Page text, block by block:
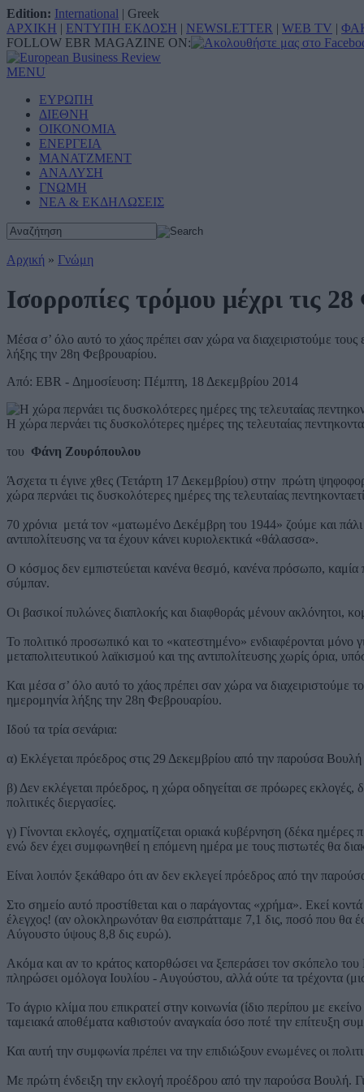
Edition: International | Greek
ΑΡΧΙΚΗ | ΕΝΤΥΠΗ ΕΚΔΟΣΗ | NEWSLETTER | WEB TV |
FOLLOW EBR MAGAZINE ON:
MENU
ΕΥΡΩΠΗ
ΔΙΕΘΝΗ
ΟΙΚΟΝΟΜΙΑ
ΕΝΕΡΓΕΙΑ
ΜΑΝΑΤΖΜΕΝΤ
ΑΝΑΛΥΣΗ
ΓΝΩΜΗ
ΝΕΑ & ΕΚΔΗΛΩΣΕΙΣ
Αρχική » Γνώμη
Ισορροπίες τρόμου μέχρι τις
Μέσα σ’ όλο αυτό το χάος πρέπει σαν χώρα να διαχειριστούμε
λήξης την 28η Φεβρουαρίου.
Από: EBR - Δημοσίευση: Πέμπτη, 18 Δεκεμβρίου 2014
Η χώρα περνάει τις δυσκολότερες ημέρες της τελευταίας
του Φάνη Ζουρόπουλου
Άσχετα τι έγινε χθες (Τετάρτη 17 Δεκεμβρίου) στην πρώτη
χώρα περνάει τις δυσκολότερες ημέρες της τελευταίας
70 χρόνια μετά τον «ματωμένο Δεκέμβρη του 1944» ζούμε και
αντιπολίτευσης να τα έχουν κάνει κυριολεκτικά «θάλασσα».
Ο κόσμος δεν εμπιστεύεται κανένα θεσμό, κανένα πρόσωπο, καμία
σύμπαν.
Οι βασικοί πυλώνες διαπλοκής και διαφθοράς μένουν ακλόνητοι,
Το πολιτικό προσωπικό και το «κατεστημένο» ενδιαφέρονται μόνο
μεταπολιτευτικού λαϊκισμού και της αντιπολίτευσης χωρίς όρια,
Και μέσα σ’ όλο αυτό το χάος πρέπει σαν χώρα να διαχειριστούμε
ημερομηνία λήξης την 28η Φεβρουαρίου.
Ιδού τα τρία σενάρια:
α) Εκλέγεται πρόεδρος στις 29 Δεκεμβρίου από την παρούσα
β) Δεν εκλέγεται πρόεδρος, η χώρα οδηγείται σε πρόωρες εκλογές,
πολιτικές διεργασίες.
γ) Γίνονται εκλογές, σχηματίζεται οριακά κυβέρνηση (δέκα
ενώ δεν έχει συμφωνηθεί η επόμενη ημέρα με τους πιστωτές θα
Είναι λοιπόν ξεκάθαρο ότι αν δεν εκλεγεί πρόεδρος από την
Στο σημείο αυτό προστίθεται και ο παράγοντας «χρήμα». Εκεί
έλεγχος! (αν ολοκληρωνόταν θα εισπράτταμε 7,1 δις, ποσό που θα
Αύγουστο ύψους 8,8 δις ευρώ).
Ακόμα και αν το κράτος κατορθώσει να ξεπεράσει τον σκόπελο του
πληρώσει ομόλογα Ιουλίου - Αυγούστου, αλλά ούτε τα τρέχοντα
Το άγριο κλίμα που επικρατεί στην κοινωνία (ίδιο περίπου με
ταμειακά αποθέματα καθιστούν αναγκαία όσο ποτέ την επίτευξη
Και αυτή την συμφωνία πρέπει να την επιδιώξουν ενωμένες οι
Με πρώτη ένδειξη την εκλογή προέδρου από την παρούσα Βουλή.